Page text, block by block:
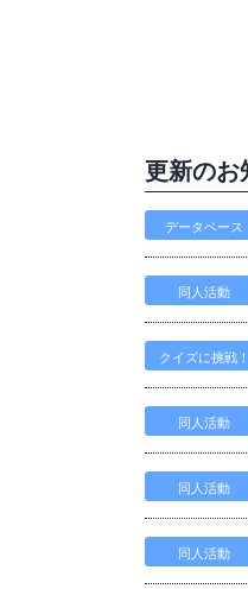
更新のお
データベース
同人活動
クイズに挑戦！
同人活動
同人活動
同人活動